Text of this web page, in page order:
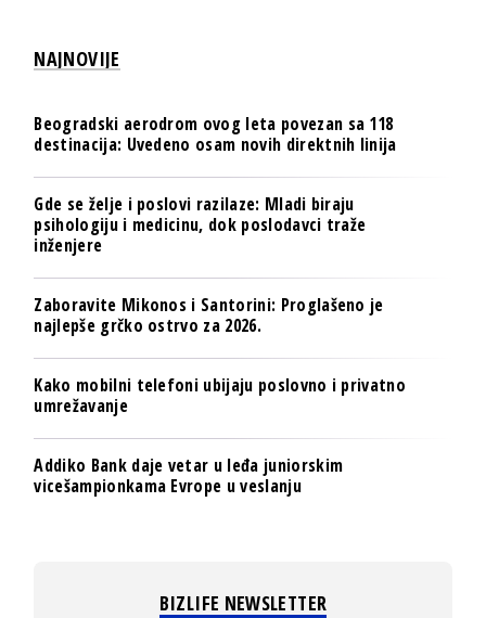
NAJNOVIJE
Beogradski aerodrom ovog leta povezan sa 118
destinacija: Uvedeno osam novih direktnih linija
Gde se želje i poslovi razilaze: Mladi biraju
psihologiju i medicinu, dok poslodavci traže
inženjere
Zaboravite Mikonos i Santorini: Proglašeno je
najlepše grčko ostrvo za 2026.
Kako mobilni telefoni ubijaju poslovno i privatno
umrežavanje
Addiko Bank daje vetar u leđa juniorskim
vicešampionkama Evrope u veslanju
BIZLIFE NEWSLETTER